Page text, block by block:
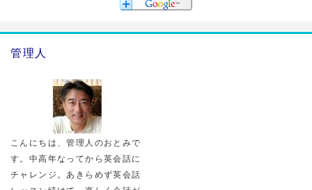
管理人
こんにちは、管理人のおとみで
す。中高年なってから英会話に
チャレンジ。あきらめず英会話